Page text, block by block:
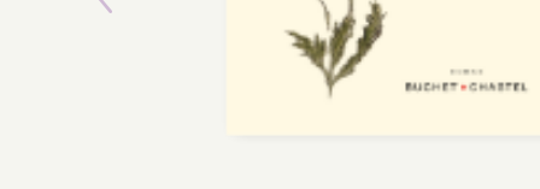
Previous